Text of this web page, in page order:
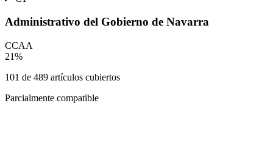
Administrativo del Gobierno de Navarra
CCAA
21%
101 de 489 artículos cubiertos
Parcialmente compatible